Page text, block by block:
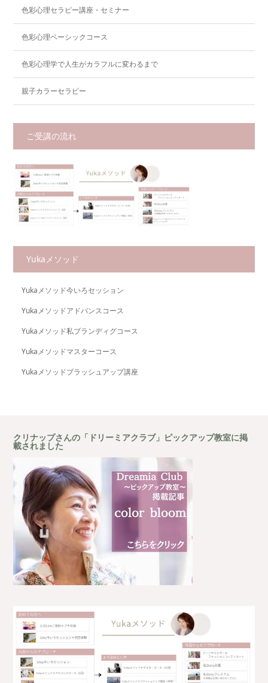
色彩心理セラピー講座・セミナー
色彩心理ベーシックコース
色彩心理学で人生がカラフルに変わるまで
親子カラーセラピー
ご受講の流れ
Yukaメソッド
Yukaメソッド今いろセッション
Yukaメソッドアドバンスコース
Yukaメソッド私ブランディグコース
Yukaメソッドマスターコース
Yukaメソッドブラッシュアップ講座
クリナップさんの「ドリーミアクラブ」ピックアップ教室に掲
載されました